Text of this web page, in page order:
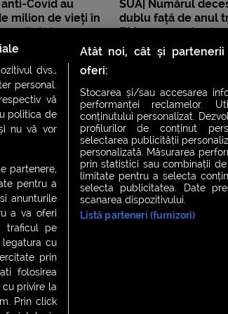
Covid au
milion de vieți în
evitat doar 7.500
SUA| Numărul
dublu față de anul
Biden a promis că
dacă devine
NIGHT FEVER
Contact
dvs.,
personal.
vă
politica de
nu vă vor
partenere,
pentru a
anunturile
a va oferi
traficul pe
legatura cu
prin
folosirea
privire la
Prin click
Atât noi, cât și
oferi:
Stocarea și/sau accesarea
performanței reclamelor.
conținutului personalizat.
profilurilor de conținut
selectarea publicității
personalizată. Măsurarea
prin statistici sau combinații
limitate pentru a selecta
selecta publicitatea. Date
scanarea dispozitivului.
Listă parteneri (furnizori)